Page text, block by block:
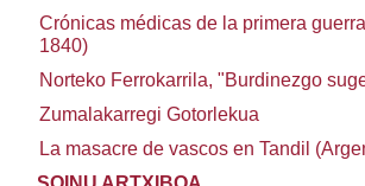
Crónicas médicas de la primera
1840)
Norteko Ferrokarrila, "Burdinezgo
Zumalakarregi Gotorlekua
La masacre de vascos en Tandil